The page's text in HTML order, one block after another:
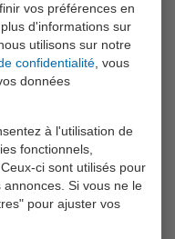
vos préférences en
d'informations sur
utilisons sur notre
confidentialité , vous
données
à l'utilisation de
fonctionnels,
ci sont utilisés pour
Si vous ne le
pour ajuster vos